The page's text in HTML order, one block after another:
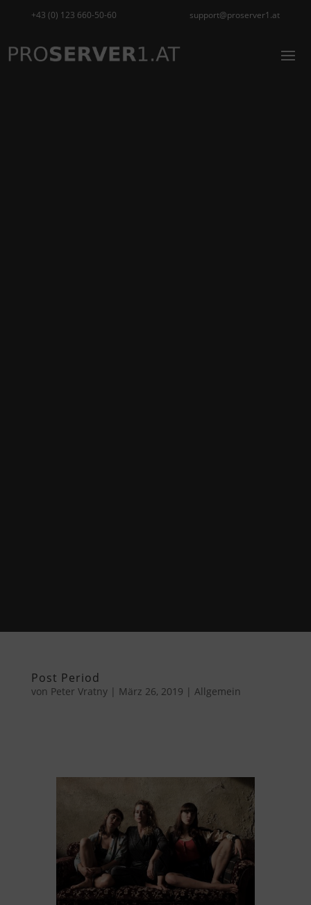
+43 (0) 123 660-50-60 support@proserver1.at
Post Period
von Peter Vratny| März 26, 2019 | Allgemein